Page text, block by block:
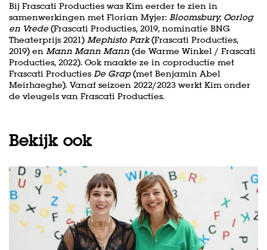
Bij Frascati Producties was Kim eerder te zien in
samenwerkingen met Florian Myjer: Bloomsbury, Oorlog
en Vrede(Frascati Producties, 2019, nominatie BNG
Theaterprijs 2021) Mephisto Park(Frascati Producties,
2019) en Mann Mann Mann (de Warme Winkel / Frascati
Producties, 2022). Ook maakte ze in coproductie met
Frascati Producties De Grap(met Benjamin Abel
Meirhaeghe). Vanaf seizoen 2022/2023 werkt Kim onder
de vleugels van Frascati Producties.
Bekijk ook